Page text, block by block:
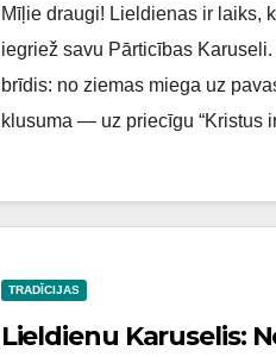
Mīļie draugi! Lieldienas ir laiks,
iegriež savu Pārticības
brīdis: no ziemas miega uz
klusuma — uz priecīgu “Kristus
TRADĪCIJAS
Lieldienu Karuselis: